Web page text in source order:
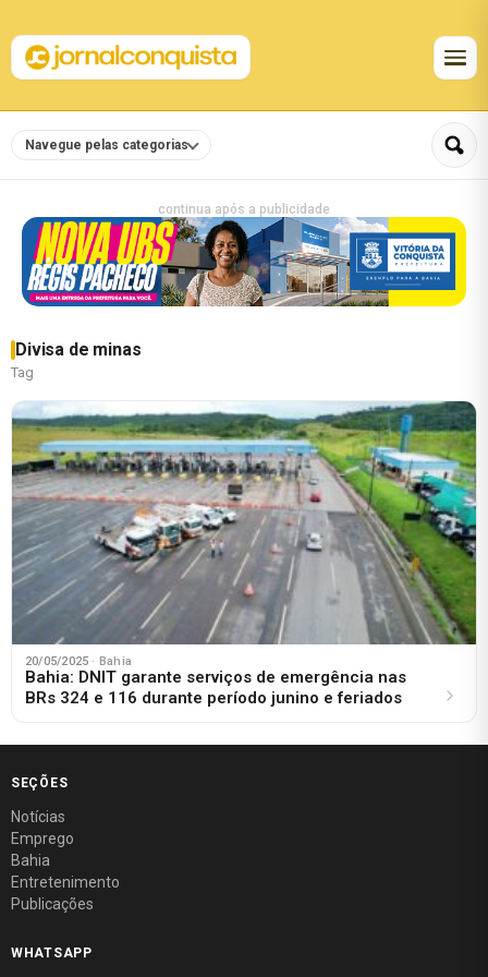
Navegue pelas categorias
continua após a publicidade
Divisa de minas
Tag
20/05/2025 · Bahia
Bahia: DNIT garante serviços de emergência nas
BRs 324 e 116 durante período junino e feriados
SEÇÕES
Notícias
Emprego
Bahia
Entretenimento
Publicações
WHATSAPP